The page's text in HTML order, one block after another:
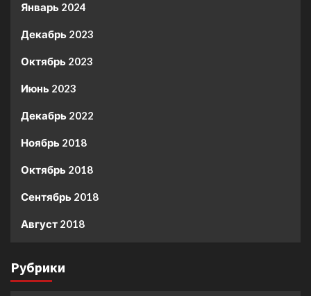
Январь 2024
Декабрь 2023
Октябрь 2023
Июнь 2023
Декабрь 2022
Ноябрь 2018
Октябрь 2018
Сентябрь 2018
Август 2018
Рубрики